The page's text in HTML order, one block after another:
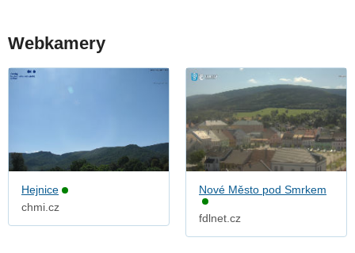
Webkamery
Hejnice
chmi.cz
Nové Město pod Smrkem
fdlnet.cz